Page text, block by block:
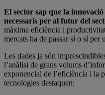
El sector sap que la
necessaris per al futur del
màxima eficiència i
mercats ha de passar sí o sí per
Les dades ja són
l’anàlisi de grans volums
exponencial de l’eficiència i la
tecnologies destaquen: